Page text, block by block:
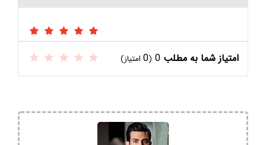
امتیاز شما به مطلب 0
(
0 امتیاز)